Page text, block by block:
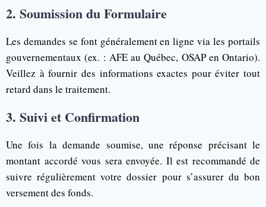
2. Soumission du Formulaire
Les demandes se font généralement en ligne via les portails
gouvernementaux (ex. : AFE au Québec, OSAP en Ontario).
Veillez à fournir des informations exactes pour éviter tout
retard dans le traitement.
3. Suivi et Confirmation
Une fois la demande soumise, une réponse précisant le
montant accordé vous sera envoyée. Il est recommandé de
suivre régulièrement votre dossier pour s’assurer du bon
versement des fonds.